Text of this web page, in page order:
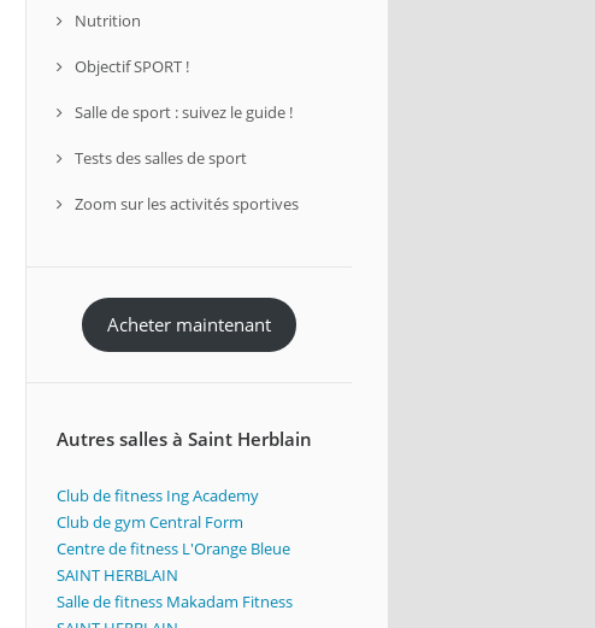
Nutrition
Objectif SPORT !
Salle de sport : suivez le guide !
Tests des salles de sport
Zoom sur les activités sportives
Acheter maintenant
Autres salles à Saint Herblain
Club de fitness Ing Academy
Club de gym Central Form
Centre de fitness L'Orange Bleue
SAINT HERBLAIN
Salle de fitness Makadam Fitness